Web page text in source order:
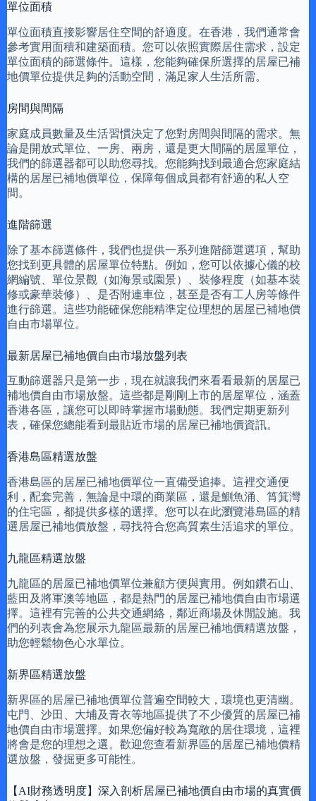
單位面積
單位面積直接影響居住空間的舒適度。在香港，我們通常會
參考實用面積和建築面積。您可以依照實際居住需求，設定
單位面積的篩選條件。這樣，您能夠確保所選擇的居屋已補
地價單位提供足夠的活動空間，滿足家人生活所需。
房間與間隔
家庭成員數量及生活習慣決定了您對房間與間隔的需求。無
論是開放式單位、一房、兩房，還是更大間隔的居屋單位，
我們的篩選器都可以助您尋找。您能夠找到最適合您家庭結
構的居屋已補地價單位，保障每個成員都有舒適的私人空
間。
進階篩選
除了基本篩選條件，我們也提供一系列進階篩選選項，幫助
您找到更具體的居屋單位特點。例如，您可以依據心儀的校
網編號、單位景觀（如海景或園景）、裝修程度（如基本裝
修或豪華裝修）、是否附連車位，甚至是否有工人房等條件
進行篩選。這些功能確保您能精準定位理想的居屋已補地價
自由市場單位。
最新居屋已補地價自由市場放盤列表
互動篩選器只是第一步，現在就讓我們來看看最新的居屋已
補地價自由市場放盤。這些都是剛剛上市的居屋單位，涵蓋
香港各區，讓您可以即時掌握市場動態。我們定期更新列
表，確保您總能看到最貼近市場的居屋已補地價資訊。
香港島區精選放盤
香港島區的居屋已補地價單位一直備受追捧。這裡交通便
利，配套完善，無論是中環的商業區，還是鰂魚涌、筲箕灣
的住宅區，都提供多樣的選擇。您可以在此瀏覽港島區的精
選居屋已補地價放盤，尋找符合您高質素生活追求的單位。
九龍區精選放盤
九龍區的居屋已補地價單位兼顧方便與實用。例如鑽石山、
藍田及將軍澳等地區，都是熱門的居屋已補地價自由市場選
擇。這裡有完善的公共交通網絡，鄰近商場及休閒設施。我
們的列表會為您展示九龍區最新的居屋已補地價精選放盤，
助您輕鬆物色心水單位。
新界區精選放盤
新界區的居屋已補地價單位普遍空間較大，環境也更清幽。
屯門、沙田、大埔及青衣等地區提供了不少優質的居屋已補
地價自由市場選擇。如果您偏好較為寬敞的居住環境，這裡
將會是您的理想之選。歡迎您查看新界區的居屋已補地價精
選放盤，發掘更多可能性。
【AI財務透明度】深入剖析居屋已補地價自由市場的真實價